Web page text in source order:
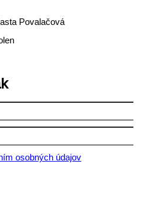
Povalačová
osobných údajov